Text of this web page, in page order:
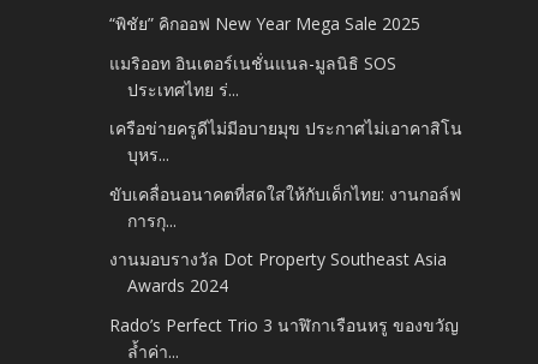
“พิชัย” คิกออฟ New Year Mega Sale 2025
แมริออท อินเตอร์เนชั่นแนล-มูลนิธิ SOS
ประเทศไทย ร่...
เครือข่ายครูดีไม่มีอบายมุข ประกาศไม่เอาคาสิโน
บุหร...
ขับเคลื่อนอนาคตที่สดใสให้กับเด็กไทย: งานกอล์ฟ
การกุ...
งานมอบรางวัล Dot Property Southeast Asia
Awards 2024
Rado’s Perfect Trio 3 นาฬิกาเรือนหรู ของขวัญ
ล้ำค่า...